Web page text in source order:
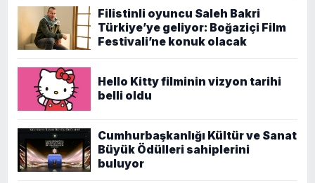
Filistinli oyuncu Saleh Bakri
Türkiye’ye geliyor: Boğaziçi Film
Festivali’ne konuk olacak
Hello Kitty filminin vizyon tarihi
belli oldu
Cumhurbaşkanlığı Kültür ve Sanat
Büyük Ödülleri sahiplerini
buluyor